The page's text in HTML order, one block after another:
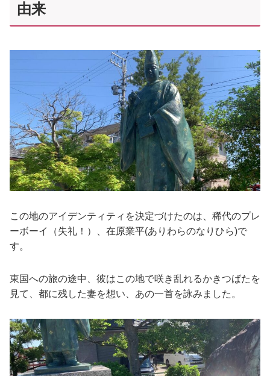
由来
この地のアイデンティティを決定づけたのは、稀代のプレ
ーボーイ（失礼！）、在原業平(ありわらのなりひら)で
す。
東国への旅の途中、彼はこの地で咲き乱れるかきつばたを
見て、都に残した妻を想い、あの一首を詠みました。